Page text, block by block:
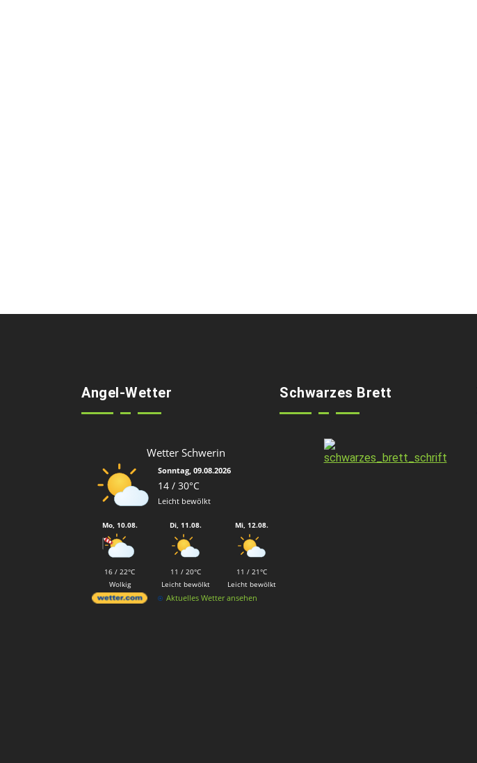
Angel-Wetter
Wetter Schwerin
Sonntag, 09.08.2026
14 / 30°C
Leicht bewölkt
Mo, 10.08.
16 / 22°C
Wolkig
Di, 11.08.
11 / 20°C
Leicht bewölkt
Mi, 12.08.
11 / 21°C
Leicht bewölkt
Aktuelles Wetter ansehen
Schwarzes Brett